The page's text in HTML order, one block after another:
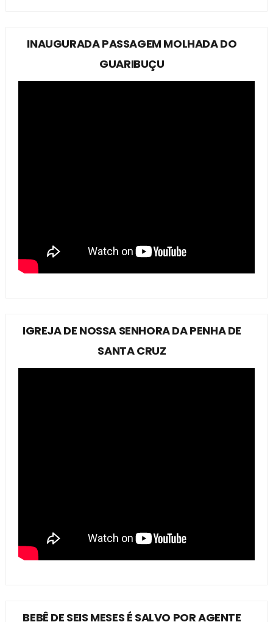
INAUGURADA PASSAGEM MOLHADA DO
GUARIBUÇU
IGREJA DE NOSSA SENHORA DA PENHA DE
SANTA CRUZ
BEBÊ DE SEIS MESES É SALVO POR AGENTE